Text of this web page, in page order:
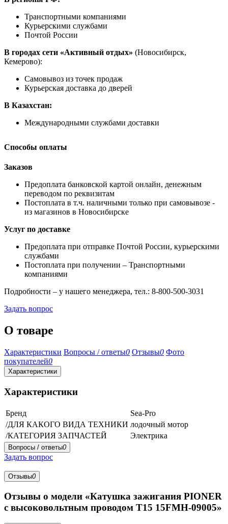
Транспортными компаниями
Курьерскими службами
Почтой России
В городах сети «Активный отдых» (Новосибирск,
Кемерово):
Самовывоз из точек продаж
Курьерская доставка до дверей
В Казахстан:
Международными службами доставки
Способы оплаты
Заказов
Предоплата банковской картой онлайн, денежным
переводом по реквизитам
Постоплата в т.ч. наличными только при самовывозе -
из магазинов в Новосибирске
Услуг по доставке
Предоплата при отправке Почтой России, курьерскими
службами
Постоплата при получении – Транспортными
компаниями
Подробности – у нашего менеджера, тел.: 8-800-500-3031
Задать вопрос
О товаре
Характеристики Вопросы / ответы0 Отзывы0 Фото
покупателей0
Характеристики
Характеристики
Бренд
Sea-Pro
/ДЛЯ КАКОГО ВИДА ТЕХНИКИ лодочный мотор
/КАТЕГОРИЯ ЗАПЧАСТЕЙ
Электрика
Вопросы / ответы0
Задать вопрос
Отзывы0
Отзывы о модели «Катушка зажигания PIONER
с высоковольтным проводом T15 15FMH-09005»